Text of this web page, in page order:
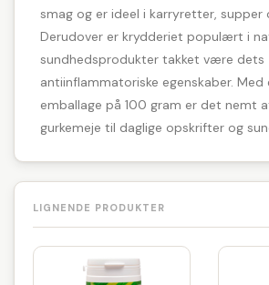
smag og er ideel i karryretter, supper
Derudover er krydderiet populært i
sundhedsprodukter takket være dets
antiinflammatoriske egenskaber. Med
emballage på 100 gram er det nemt
gurkemeje til daglige opskrifter og
LIGNENDE PRODUKTER